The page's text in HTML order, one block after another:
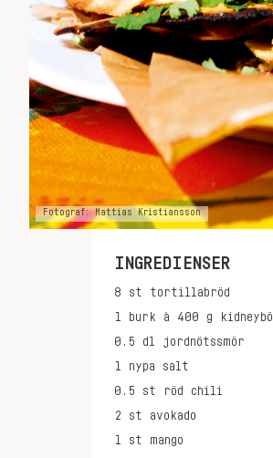
Fotograf: Mattias Kristiansson
INGREDIENSER
8 st
tortillabröd
1
burk à 400 g
0.5 dl
jordnötssmör
1 nypa
salt
0.5 st
röd chili
2 st
avokado
1 st
mango